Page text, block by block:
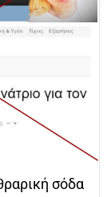
σόδα